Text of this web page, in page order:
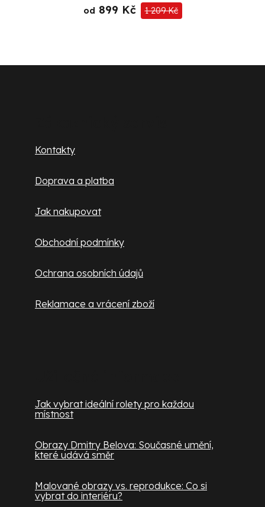
od 899 Kč 1 209 Kč
Kontakty
Doprava a platba
Jak nakupovat
Obchodní podmínky
Ochrana osobních údajů
Reklamace a vrácení zboží
Jak vybrat ideální rolety pro každou
místnost
Obrazy Dmitry Belova: Současné umění,
které udává směr
Malované obrazy vs. reprodukce: Co si
vybrat do interiéru?